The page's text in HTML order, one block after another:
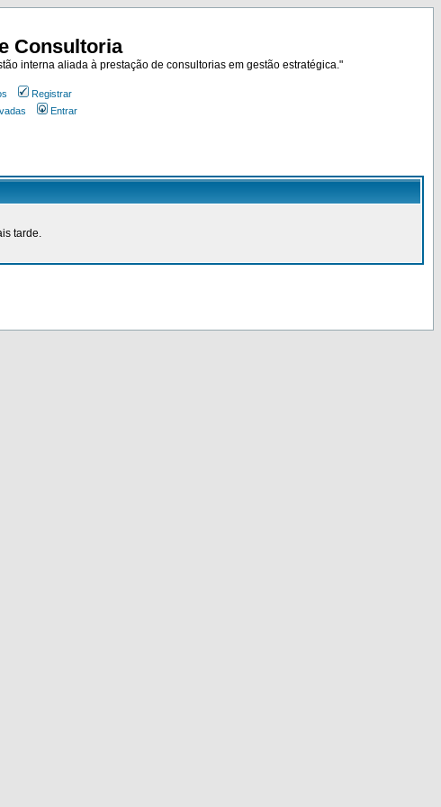
Consultoria
interna aliada à prestação de consultorias em gestão estratégica."
Registrar
Entrar
tarde.